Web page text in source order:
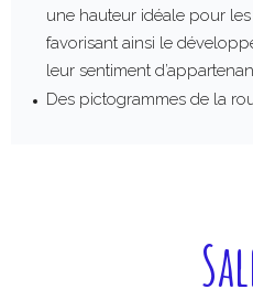
une hauteur idéale pour
favorisant ainsi le
leur sentiment
Des pictogrammes de la